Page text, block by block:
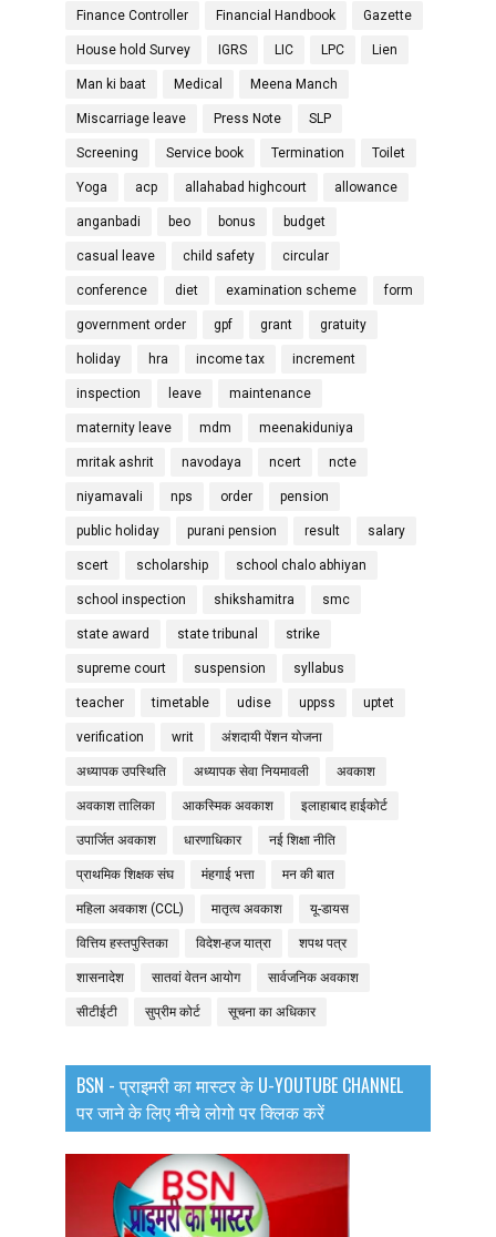
Finance Controller Financial Handbook Gazette
House hold Survey IGRS LIC LPC Lien
Man ki baat Medical Meena Manch
Miscarriage leave Press Note SLP
Screening Service book Termination Toilet
Yoga acp allahabad highcourt allowance
anganbadi beo bonus budget
casual leave child safety circular
conference diet examination scheme form
government order gpf grant gratuity
holiday hra income tax increment
inspection leave maintenance
maternity leave mdm meenakiduniya
mritak ashrit navodaya ncert ncte
niyamavali nps order pension
public holiday purani pension result salary
scert scholarship school chalo abhiyan
school inspection shikshamitra smc
state award state tribunal strike
supreme court suspension syllabus
teacher timetable udise uppss uptet
verification writ अंशदायी पेंशन योजना
अध्यापक उपस्थिति अध्यापक सेवा नियमावली अवकाश
अवकाश तालिका आकस्मिक अवकाश इलाहाबाद हाईकोर्ट
उपार्जित अवकाश धारणाधिकार नई शिक्षा नीति
प्राथमिक शिक्षक संघ मंहगाई भत्ता मन की बात
महिला अवकाश (CCL) मातृत्व अवकाश यू-डायस
वित्तिय हस्तपुस्तिका विदेश-हज यात्रा शपथ पत्र
शासनादेश सातवां वेतन आयोग सार्वजनिक अवकाश
सीटीईटी सुप्रीम कोर्ट सूचना का अधिकार
BSN - प्राइमरी का मास्टर के U-YOUTUBE CHANNEL
पर जाने के लिए नीचे लोगो पर क्लिक करें